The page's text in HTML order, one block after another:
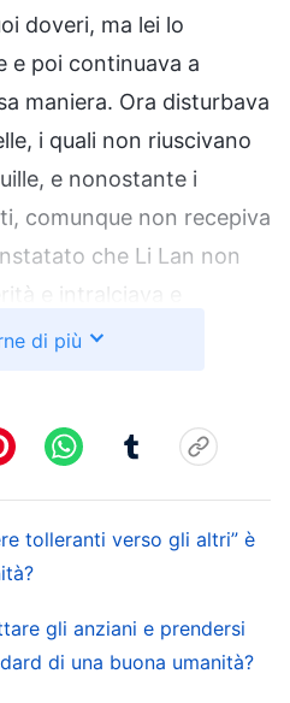
doveri, ma lei lo
e poi continuava a
maniera. Ora disturbava
i quali non riuscivano
e nonostante i
comunque non recepiva
che Li Lan non
e intralciava e
la vita della chiesa ed
avrebbero
potuto accettare
la verità e di essere
che mi aveva predicato il
di più
tolleranti verso gli altri” è
gli anziani e prendersi
di una buona umanità?